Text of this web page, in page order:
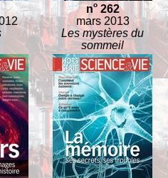
no262
mars 2013
Les mystères du
sommeil